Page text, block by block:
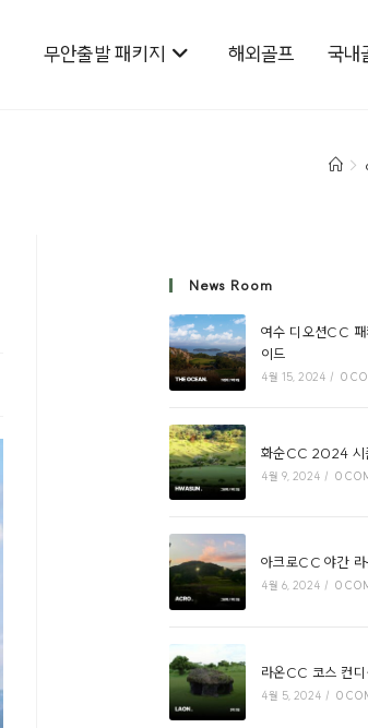
무안출발 패키지 해외골프 국내
>
News Room
여수 디오션CC
이드
4월 15, 2024 / 0
화순CC 2024 시
4월 9, 2024 / 0
아크로CC 야간
4월 6, 2024 / 0
라온CC 코스 컨
4월 5, 2024 / 0